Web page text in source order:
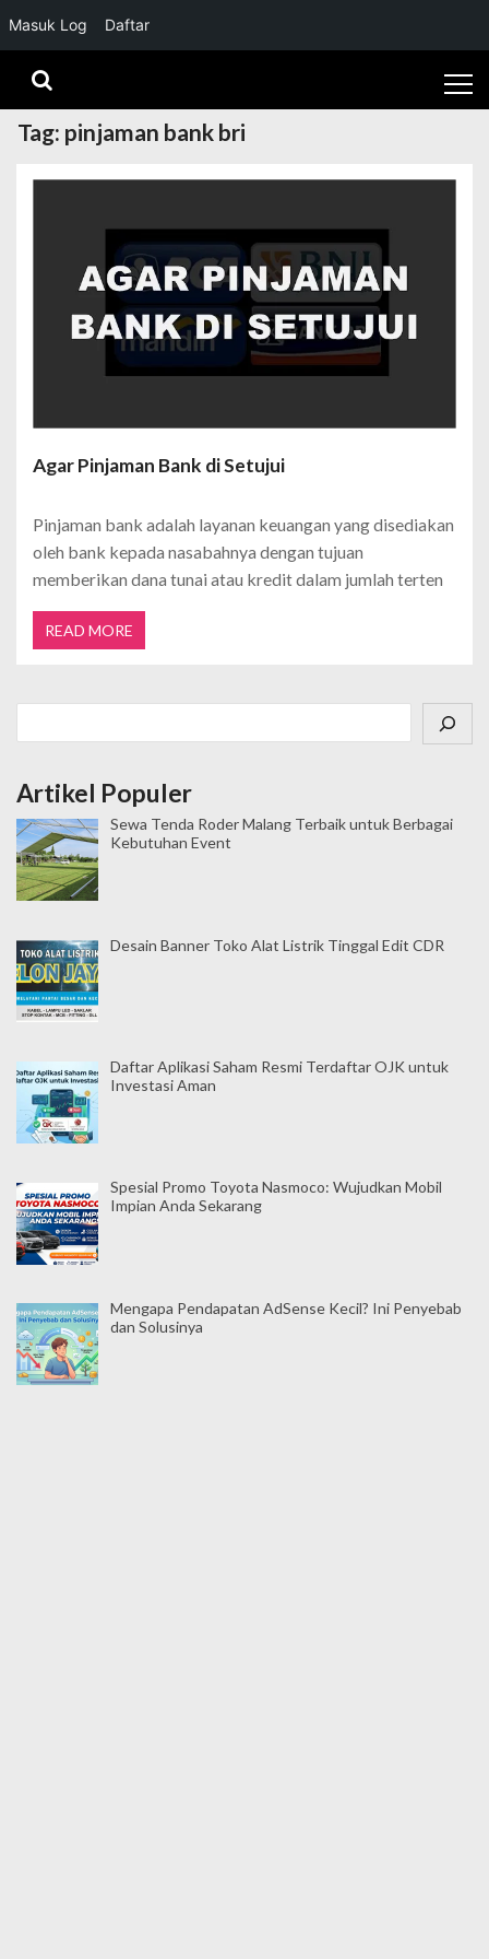
Masuk Log
Daftar
navigation
content
Tag: pinjaman bank bri
Agar Pinjaman Bank di Setujui
Pinjaman bank adalah layanan keuangan yang disediakan
oleh bank kepada nasabahnya dengan tujuan
memberikan dana tunai atau kredit dalam jumlah terten
READ MORE
Artikel Populer
Sewa Tenda Roder Malang Terbaik untuk Berbagai
Kebutuhan Event
Desain Banner Toko Alat Listrik Tinggal Edit CDR
Daftar Aplikasi Saham Resmi Terdaftar OJK untuk
Investasi Aman
Spesial Promo Toyota Nasmoco: Wujudkan Mobil
Impian Anda Sekarang
Mengapa Pendapatan AdSense Kecil? Ini Penyebab
dan Solusinya